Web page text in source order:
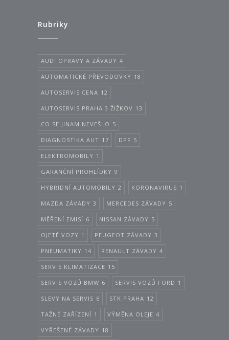
Rubriky
AUDI OPRAVY A ZÁVADY 4
AUTOMATICKÉ PŘEVODOVKY 18
AUTOSERVIS CENA 12
AUTOSERVIS PRAHA 3 ŽIŽKOV 13
CO SE JINAM NEVEŠLO 5
DIAGNOSTIKA AUT 17 DPF 5
ELEKTROMOBILY 1
GARANČNÍ PROHLÍDKY 9
HYBRIDNÍ AUTOMOBILY 2 KORONAVIRUS 1
MAZDA ZÁVADY 3 MERCEDES ZÁVADY 5
MĚŘENÍ EMISÍ 6 NISSAN ZÁVADY 5
OJETÉ VOZY 1 PEUGEOT ZÁVADY 3
PNEUMATIKY 14 RENAULT ZÁVADY 4
SERVIS KLIMATIZACE 15
SERVIS VOZŮ BMW 6 SERVIS VOZŮ FORD 1
SLEVY NA SERVIS 6 STK PRAHA 12
TAŽNÉ ZAŘÍZENÍ 1 VÝMĚNA OLEJE 4
VYŘEŠENÉ ZÁVADY 18